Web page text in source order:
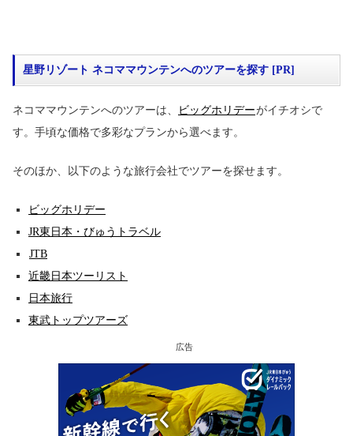
星野リゾート ネコママウンテンへのツアーを探す [PR]
ネコママウンテンへのツアーは、 ビッグホリデーがイチオシで
す。手頃な価格で多彩なプランから選べます。
そのほか、以下のような旅行会社でツアーを探せます。
ビッグホリデー
JR東日本・びゅうトラベル
JTB
近畿日本ツーリスト
日本旅行
東武トップツアーズ
広告